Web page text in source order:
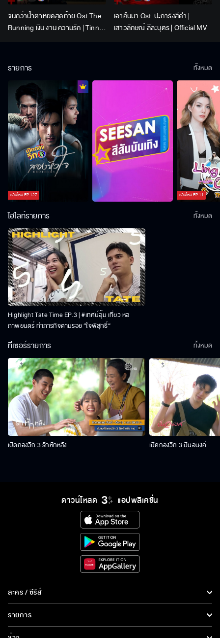
จนกว่าน้ำตาหยดสุดท้าย Ost.The
Running เงิน งาน ความรัก | Tinn |
เอาคืนมา Ost. ปะการังสีดำ |
เสาวลักษณ์ ลีละบุตร | Official MV
รายการ
ตอนใหม่EP.127 ตอนใหม่EP.11
ทั้งหมด
ไฮไลท์รายการ
Highlight Tate Time EP.3 | #เทศน์อุ้ม เที่ยว หอ
ภาพยนตร์ ทำภารกิจตามรอย “ใจพิสุทธิ์“
ทั้งหมด
ทีเซอร์รายการ
เปิดกองวิก 3 รักหักหลัง เปิดกองวิก 3 ปิ่นอนงค์
ทั้งหมด
ดาวน์โหลด แอปพลิเคชั่น
ละคร / ซีรีส์
ละคร/ซีรีส์
ซีรีส์นานาชาติ
รายการ
รายการทั้งหมด